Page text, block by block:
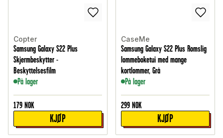
Copter
Samsung Galaxy S22 Plus
Skjermbeskytter -
Beskyttelsesfilm
På lager
179 NOK
KJØP
CaseMe
Samsung Galaxy S22 Plus Romslig
lommeboketui med mange
kortlommer, Grå
På lager
299 NOK
KJØP